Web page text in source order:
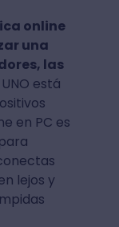
online
una
las
está
en PC es
lejos y